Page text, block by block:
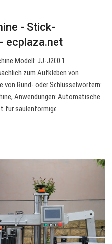
- Stick-
ecplaza.net
Modell: JJ-J200 1
zum Aufkleben von
Rund- oder Schlüsselwörtern:
Anwendungen: Automatische
für säulenförmige